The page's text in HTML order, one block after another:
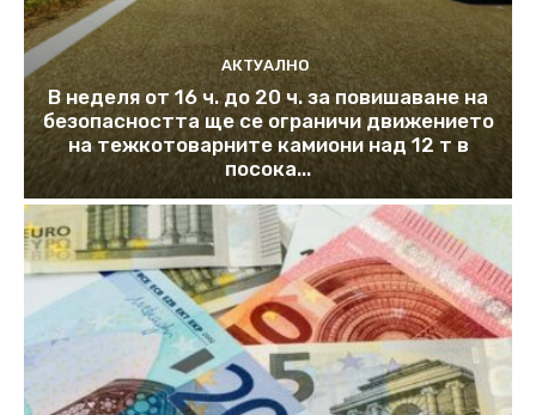
АКТУАЛНО
В неделя от 16 ч. до 20 ч. за повишаване на
безопасността ще се ограничи движението
на тежкотоварните камиони над 12 т в
посока...